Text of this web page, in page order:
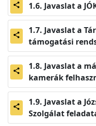
share Javaslat a
share
Javaslat a
támogatási
share
Javaslat a
kamerák
share
Javaslat a
Szolgálat